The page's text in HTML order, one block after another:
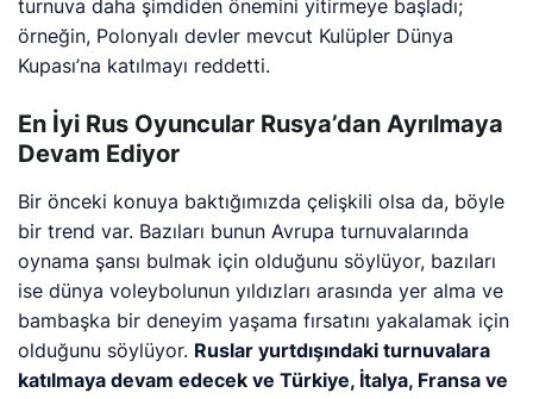
turnuva daha şimdiden önemini yitirmeye başladı;
örneğin, Polonyalı devler mevcut Kulüpler Dünya
Kupası’na katılmayı reddetti.
En İyi Rus Oyuncular Rusya’dan Ayrılmaya
Devam Ediyor
Bir önceki konuya baktığımızda çelişkili olsa da, böyle
bir trend var. Bazıları bunun Avrupa turnuvalarında
oynama şansı bulmak için olduğunu söylüyor, bazıları
ise dünya voleybolunun yıldızları arasında yer alma ve
bambaşka bir deneyim yaşama fırsatını yakalamak için
olduğunu söylüyor. Ruslar yurtdışındaki turnuvalara
katılmaya devam edecek ve Türkiye, İtalya, Fransa ve